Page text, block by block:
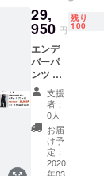
かった
ります
ので、
了承下
さい。
・受け
取らな
かった
・入力
した住
所に誤
りが
あった
なる場
合がご
す。ご
了承く
ださ
い。 ※
以下の
ような
支援者
様都合
により
再配送
たしま
す。 ※
価格は
送料・
消費税
込みで
す ※配
送時
期：
2020年
3月末予
部のデ
29,
950 円
残り
100
エンデ
バーパ
ンツ ×
１着 レ
ディー
スブ
ラック
Lサイズ
サイズ
表をご
支援
者：
0人
お届
け予
定：
2020